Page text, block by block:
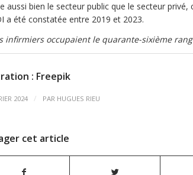
aussi bien le secteur public que le secteur
a été constatée entre 2019 et 2023.
infirmiers occupaient le quarante-sixième
: Freepik
2024 / PAR HUGUES RIEU
cet article